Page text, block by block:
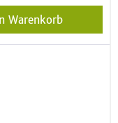
Warenkorb